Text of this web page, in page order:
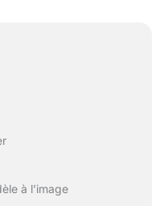
à l’image